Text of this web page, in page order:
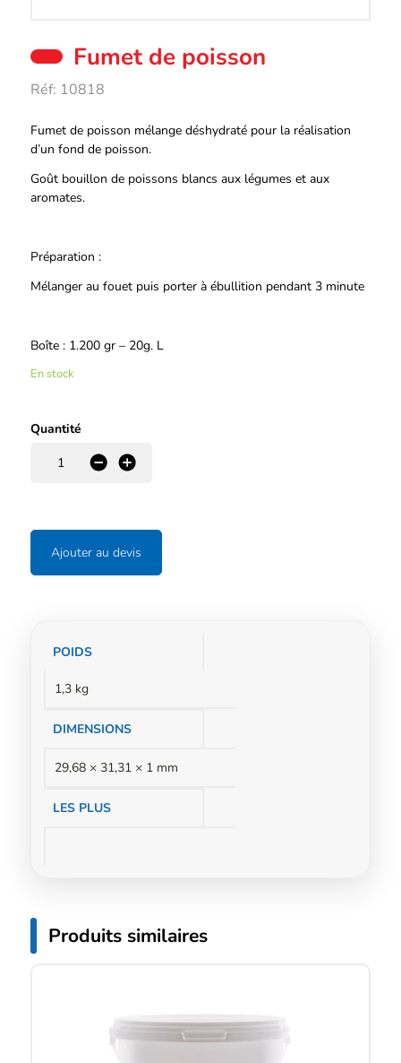
Fumet de poisson
Réf: 10818
Description
Fumet de poisson mélange déshydraté pour la réalisation
d’un fond de poisson.
Goût bouillon de poissons blancs aux légumes et aux
aromates.
Préparation :
Mélanger au fouet puis porter à ébullition pendant 3 minute
Boîte : 1.200 gr – 20g. L
En stock
Quantité
+
-
Ajouter au devis
Informations
POIDS
1,3 kg
DIMENSIONS
29,68 × 31,31 × 1 mm
LES PLUS
Produits similaires